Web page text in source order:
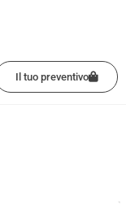
Il tuo preventivo